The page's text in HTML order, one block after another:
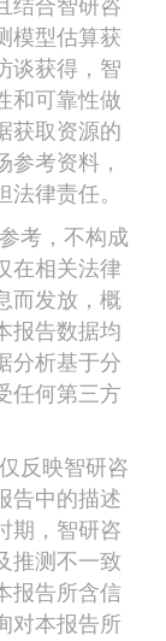
结合智研咨
模型估算获
谈获得，智
和可靠性做
获取资源的
考资料，
律责任。
考，不构成
在相关法律
而发放，概
报告数据均
分析基于分
任何第三方
反映智研咨
告中的描述
期，智研咨
推测不一致
报告所含信
对本报告所